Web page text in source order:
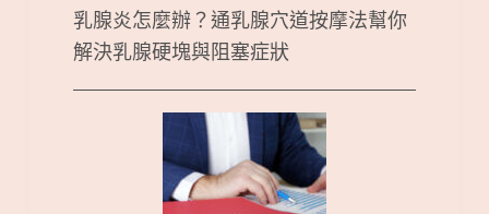
乳腺炎怎麼辦？通乳腺穴道按摩法幫你
解決乳腺硬塊與阻塞症狀